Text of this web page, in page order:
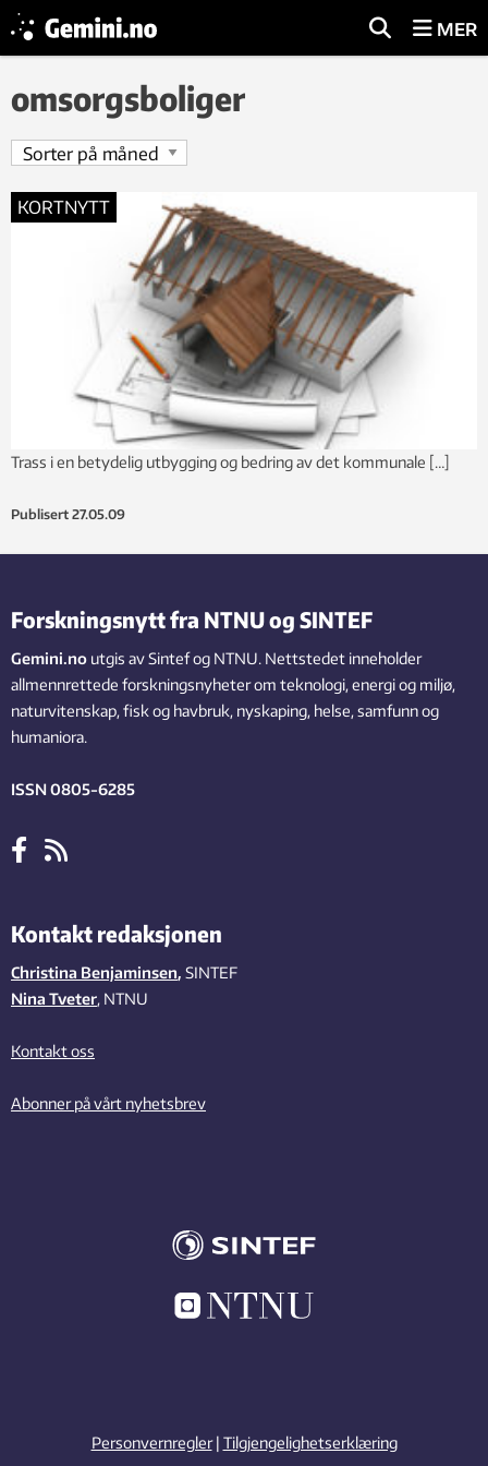
MER
omsorgsboliger
KORTNYTT
Trass i en betydelig utbygging og bedring av det kommunale […]
Publisert 27.05.09
Forskningsnytt fra NTNU og SINTEF
Gemini.no utgis av Sintef og NTNU. Nettstedet inneholder
allmennrettede forskningsnyheter om teknologi, energi og miljø,
naturvitenskap, fisk og havbruk, nyskaping, helse, samfunn og
humaniora.
ISSN 0805-6285
Kontakt redaksjonen
Christina Benjaminsen, SINTEF
Nina Tveter, NTNU
Kontakt oss
Abonner på vårt nyhetsbrev
Personvernregler | Tilgjengelighetserklæring